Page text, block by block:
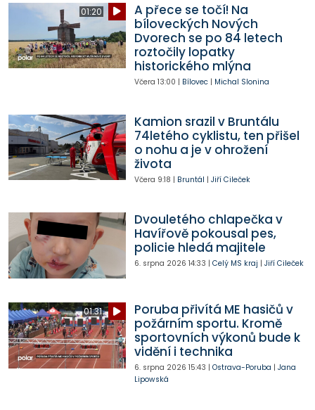
01:20
A přece se točí! Na
bíloveckých Nových
Dvorech se po 84 letech
roztočily lopatky
historického mlýna
Včera 13:00 | Bílovec| Michal Slonina
Kamion srazil v Bruntálu
74letého cyklistu, ten přišel
o nohu a je v ohrožení
života
Včera 9:18 | Bruntál | Jiří Cileček
Dvouletého chlapečka v
Havířově pokousal pes,
policie hledá majitele
6. srpna 2026 14:33 | Celý MS kraj | Jiří Cileček
01:31
Poruba přivítá ME hasičů v
požárním sportu. Kromě
sportovních výkonů bude k
vidění i technika
6. srpna 2026 15:43 | Ostrava-Poruba | Jana
Lipowská